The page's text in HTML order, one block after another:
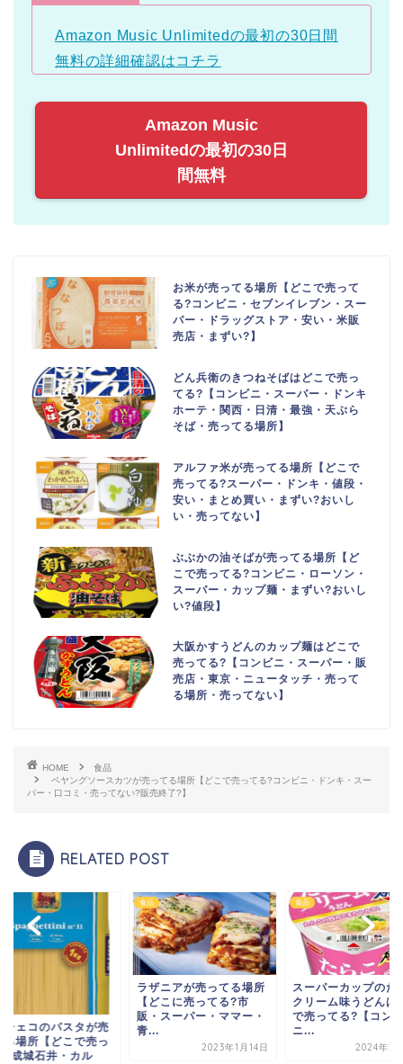
Amazon Music Unlimitedの最初の30日間
無料の詳細確認はコチラ
Amazon Music
Unlimitedの最初の30日
間無料
お米が売ってる場所【どこで売って
る?コンビニ・セブンイレブン・スー
パー・ドラッグストア・安い・米販
売店・まずい?】
どん兵衛のきつねそばはどこで売っ
てる?【コンビニ・スーパー・ドンキ
ホーテ・関西・日清・最強・天ぷら
そば・売ってる場所】
アルファ米が売ってる場所【どこで
売ってる?スーパー・ドンキ・値段・
安い・まとめ買い・まずい?おいし
い・売ってない】
ぶぶかの油そばが売ってる場所【ど
こで売ってる?コンビニ・ローソン・
スーパー・カップ麺・まずい?おいし
い?値段】
大阪かすうどんのカップ麺はどこで
売ってる?【コンビニ・スーパー・販
売店・東京・ニュータッチ・売って
る場所・売ってない】
HOME
食品
ペヤングソースカツが売ってる場所【どこで売ってる?コンビニ・ドンキ・スー
パー・口コミ・売ってない?販売終了?】
RELATED POST
チェコのパスタが売
る場所【どこで売っ
?成城石井・カル
食品
ラザニアが売ってる場所
【どこに売ってる?市
販・スーパー・ママー・
青...
2023年1月14日
食品
スーパーカップのた
クリーム味うどんは
で売ってる?【コン
ニ...
2024年2